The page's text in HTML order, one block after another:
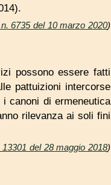
6735 del 10 marzo 2020)
possono essere fatti
pattuizioni intercorse
canoni di ermeneutica
rilevanza ai soli fini
del 28 maggio 2018)